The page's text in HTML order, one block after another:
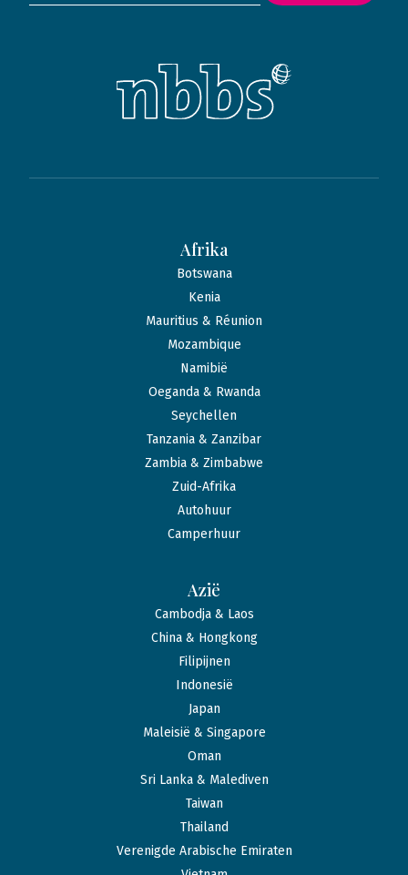
Afrika
Botswana
Kenia
Mauritius & Réunion
Mozambique
Namibië
Oeganda & Rwanda
Seychellen
Tanzania & Zanzibar
Zambia & Zimbabwe
Zuid-Afrika
Autohuur
Camperhuur
Azië
Cambodja & Laos
China & Hongkong
Filipijnen
Indonesië
Japan
Maleisië & Singapore
Oman
Sri Lanka & Malediven
Taiwan
Thailand
Verenigde Arabische Emiraten